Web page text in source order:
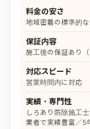
料金の安さ
地域密着の標準的
保証内容
施工後の保証あり（
対応スピード
営業時間内に対応
実績・専門性
しろあり防除施工
業者で実績豊富／5